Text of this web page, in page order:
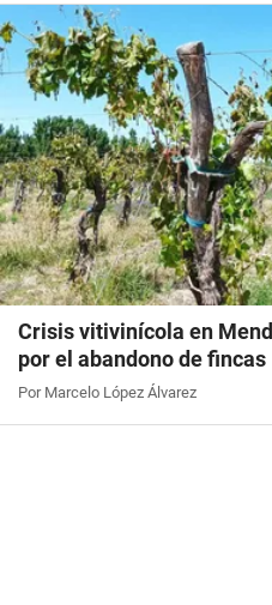
Crisis vitivinícola en
por el abandono de fincas
Por Marcelo López Álvarez